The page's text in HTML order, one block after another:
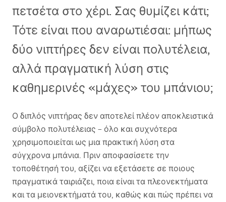
πετσέτα στο χέρι. Σας θυμίζει κάτι;
Τότε είναι που αναρωτιέσαι: μήπως
δύο νιπτήρες δεν είναι πολυτέλεια,
αλλά πραγματική λύση στις
καθημερινές «μάχες» του μπάνιου;
Ο διπλός νιπτήρας δεν αποτελεί πλέον αποκλειστικά
σύμβολο πολυτέλειας – όλο και συχνότερα
χρησιμοποιείται ως μια πρακτική λύση στα
σύγχρονα μπάνια. Πριν αποφασίσετε την
τοποθέτησή του, αξίζει να εξετάσετε σε ποιους
πραγματικά ταιριάζει, ποια είναι τα πλεονεκτήματα
και τα μειονεκτήματά του, καθώς και πώς πρέπει να